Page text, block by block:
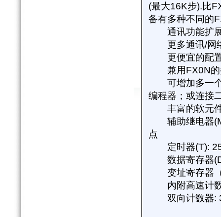
(最大16K步).比
备有多种不同的
通讯功能扩展
更多通讯/网
更便宜的配
兼用FX0N
可增加多一
编程器；或连接
丰富的软元
辅助继电器
点
定时器(T):
数据寄存器
变址寄存器
內附高速计
双向计数器: